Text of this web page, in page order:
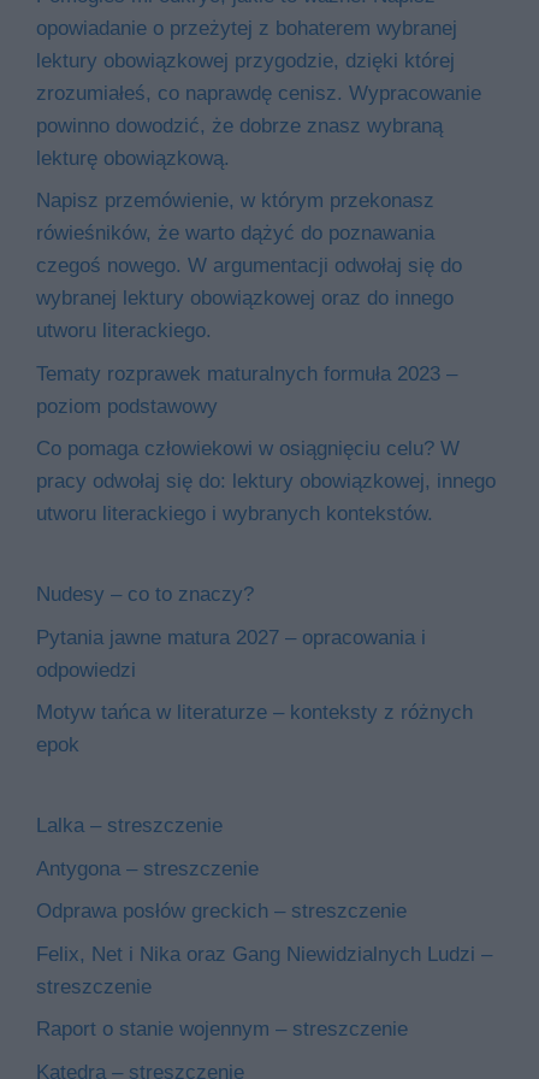
opowiadanie o przeżytej z bohaterem wybranej
lektury obowiązkowej przygodzie, dzięki której
zrozumiałeś, co naprawdę cenisz. Wypracowanie
powinno dowodzić, że dobrze znasz wybraną
lekturę obowiązkową.
Napisz przemówienie, w którym przekonasz
rówieśników, że warto dążyć do poznawania
czegoś nowego. W argumentacji odwołaj się do
wybranej lektury obowiązkowej oraz do innego
utworu literackiego.
Tematy rozprawek maturalnych formuła 2023 –
poziom podstawowy
Co pomaga człowiekowi w osiągnięciu celu? W
pracy odwołaj się do: lektury obowiązkowej, innego
utworu literackiego i wybranych kontekstów.
Nudesy – co to znaczy?
Pytania jawne matura 2027 – opracowania i
odpowiedzi
Motyw tańca w literaturze – konteksty z różnych
epok
Lalka – streszczenie
Antygona – streszczenie
Odprawa posłów greckich – streszczenie
Felix, Net i Nika oraz Gang Niewidzialnych Ludzi –
streszczenie
Raport o stanie wojennym – streszczenie
Katedra – streszczenie